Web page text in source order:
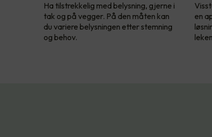
Ha tilstrekkelig med belysning, gjerne i
tak og på vegger. På den måten kan
du variere belysningen etter stemning
og behov.
en